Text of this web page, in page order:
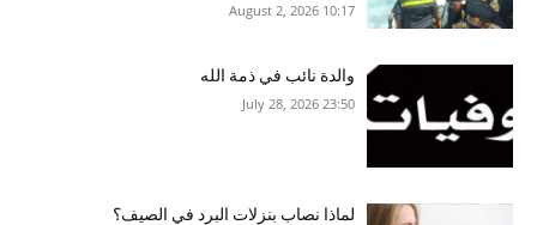
10:17 2026 ,August 2
والدة نائب في ذمة الله
23:50 2026 ,July 28
لماذا نصاب بنزلات البرد في الصيف؟